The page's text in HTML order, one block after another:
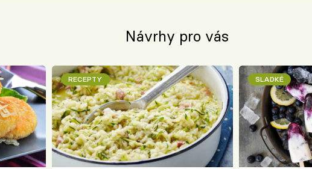
Návrhy pro vás
RECEPTY SLADKÉ